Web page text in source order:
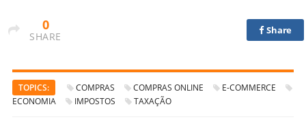
0
SHARE
Share
TOPICS: COMPRAS COMPRAS ONLINE
E-COMMERCE
ECONOMIA
IMPOSTOS TAXAÇÃO